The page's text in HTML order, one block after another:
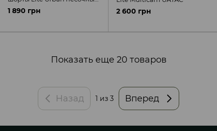
UATAC
1 890 грн 2 600 грн
Показать еще 20 товаров
Назад 1 из 3 Вперед